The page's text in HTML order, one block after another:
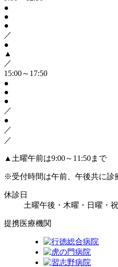
●
●
●
／
●
▲
／
15:00～17:50
●
●
●
／
●
／
／
▲ 土曜午前は9:00～11:50まで
※受付時間は午前、午後共に診
休診日
土曜午後・木曜・日曜・
提携医療機関